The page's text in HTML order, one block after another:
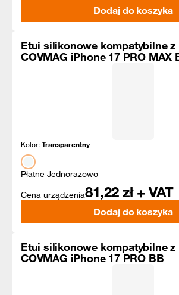
Dodaj do koszyka
Etui silikonowe kompatybilne z
COVMAG iPhone 17 PRO MAX
Kolor:Transparentny
Płatne Jednorazowo
Cena urządzenia81,22 zł + VAT
Dodaj do koszyka
Etui silikonowe kompatybilne z
COVMAG iPhone 17 PRO BB